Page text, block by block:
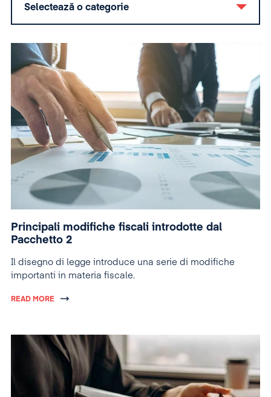
Selectează o categorie
Principali modifiche fiscali introdotte dal
Pacchetto 2
Il disegno di legge introduce una serie di modifiche
importanti in materia fiscale.
READ MORE